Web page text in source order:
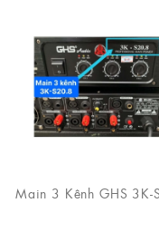
Main 3 Kênh GHS 3K-